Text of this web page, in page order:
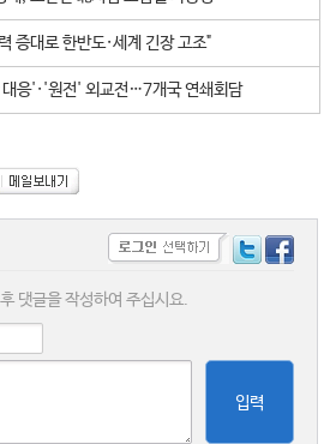
증대로 한반도·세계 긴장 고조"
응'·'원전' 외교전…7개국 연쇄회담
댓글을 작성하여 주십시요.
입력